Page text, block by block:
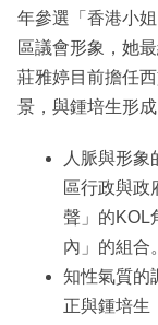
年參選「香港小
區議會形象，她最
莊雅婷目前擔任
景，與鍾培生形
人脈與形
區行政與政
聲」的KOL
內」的組合。
知性氣質的
正與鍾培生